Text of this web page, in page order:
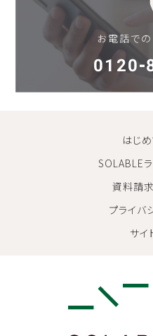
お電話で
0120-
はじ
SOLABLE
資料請
プライバ
サイ